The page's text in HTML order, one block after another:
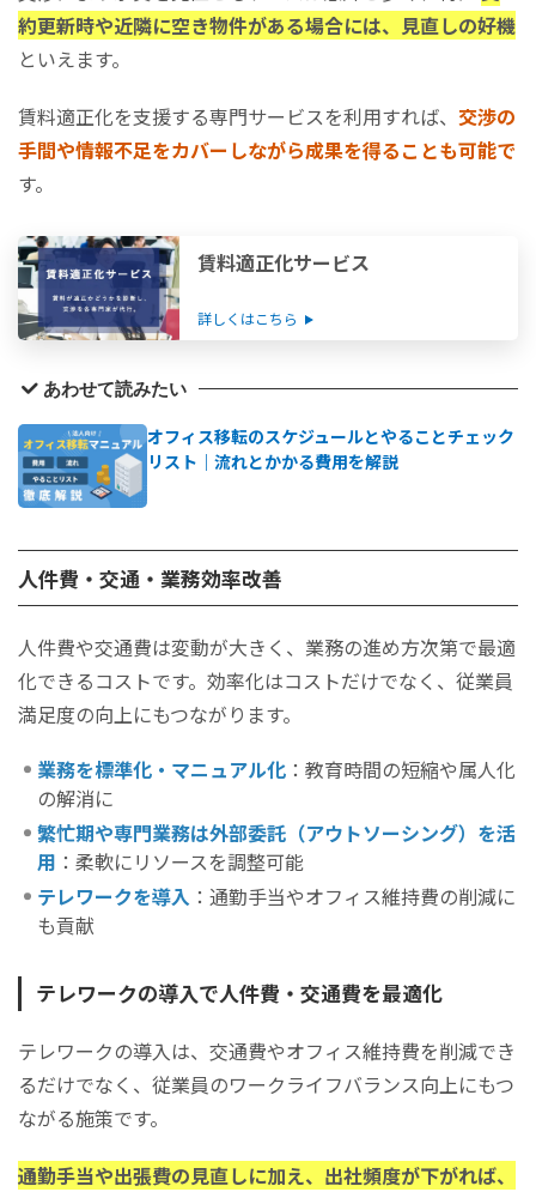
約更新時や近隣に空き物件がある場合には、見直しの好機
といえます。
賃料適正化を支援する専門サービスを利用すれば、 交渉の
手間や情報不足をカバーしながら成果を得ることも可能で
す。
賃料適正化サービス
詳しくはこちら
あわせて読みたい
オフィス移転のスケジュールとやることチェック
リスト｜流れとかかる費用を解説
人件費・交通・業務効率改善
人件費や交通費は変動が大きく、業務の進め方次第で最適
化できるコストです。効率化はコストだけでなく、従業員
満足度の向上にもつながります。
業務を標準化・マニュアル化 ：教育時間の短縮や属人化
の解消に
繁忙期や専門業務は外部委託（アウトソーシング）を活
用 ：柔軟にリソースを調整可能
テレワークを導入 ：通勤手当やオフィス維持費の削減に
も貢献
テレワークの導入で人件費・交通費を最適化
テレワークの導入は、交通費やオフィス維持費を削減でき
るだけでなく、従業員のワークライフバランス向上にもつ
ながる施策です。
通勤手当や出張費の見直しに加え、出社頻度が下がれば、